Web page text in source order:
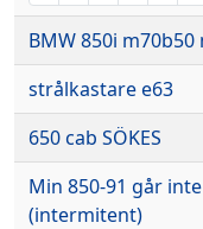
BMW 850i
strålkastare e63
650 cab SÖKES
Min 850-91 går
(intermitent)